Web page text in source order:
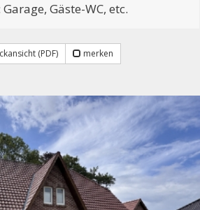
Gäste-WC, etc.
(PDF)
merken